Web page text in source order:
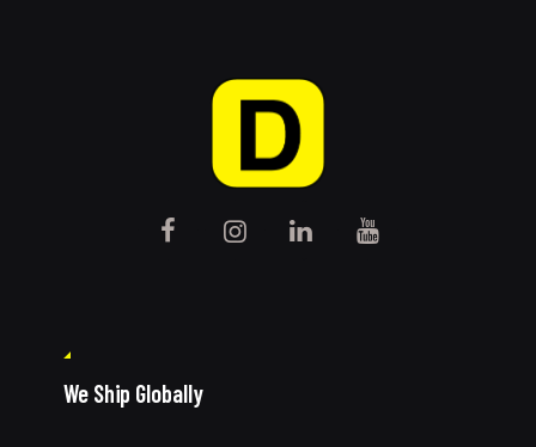
We Ship Globally